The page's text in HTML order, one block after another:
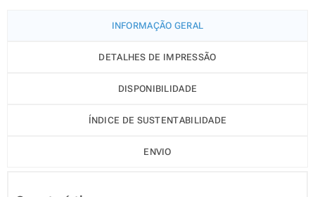
INFORMAÇÃO GERAL
DETALHES DE IMPRESSÃO
DISPONIBILIDADE
ÍNDICE DE SUSTENTABILIDADE
ENVIO